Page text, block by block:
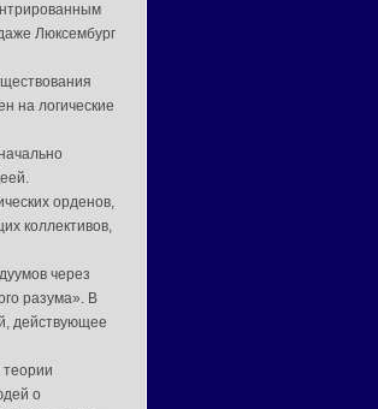
Люксембург
на логические
орденов,
коллективов,
через
разума». В
действующее
о